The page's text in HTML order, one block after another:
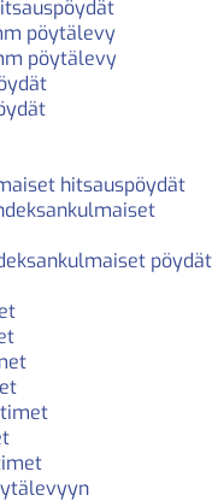
pöytälevy
pöytälevy
hitsauspöydät
pöydät